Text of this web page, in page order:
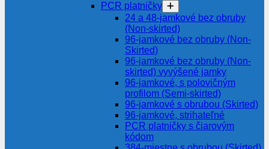
PCR platničky
24 a 48-jamkové bez obruby
(Non-skirted)
96-jamkové bez obruby (Non-
Skirted)
96-jamkové bez obruby (Non-
skirted) vyvýšené jamky
96-jamkové, s polovičným
profilom (Semi-skirted)
96-jamkové s obrubou (Skirted)
96-jamkové, strihateľné
PCR platničky s čiarovým
kódom